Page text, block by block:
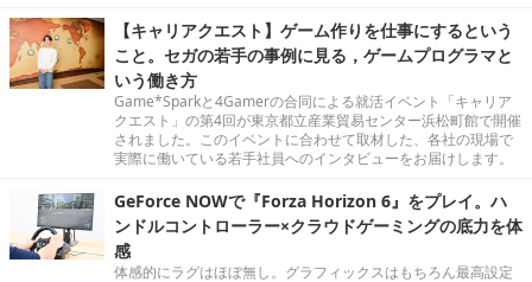
【キャリアクエスト】ゲーム作りを仕事にするという
こと。セガの若手の事例に見る，ゲームプログラマと
いう働き方
Game*Sparkと4Gamerの合同による就活イベント「キャリア
クエスト」の第4回が東京都立産業貿易センター浜松町館で開催
されました。このイベントに合わせて取材した、各社の現場で
実際に働いている若手社員へのインタビューをお届けします。
GeForce NOWで『Forza Horizon 6』をプレイ。ハ
ンドルコントローラー×クラウドゲーミングの底力を体
感
体感的にラグはほぼ無し。グラフィックスはもちろん最高設定